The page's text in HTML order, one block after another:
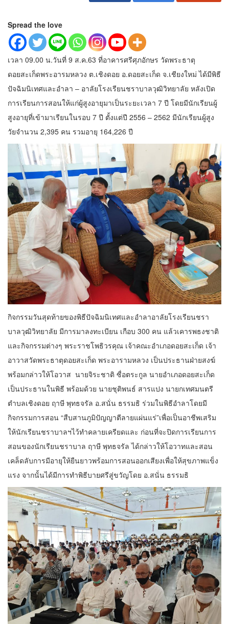
Spread the love
เวลา 09.00 น.วันที่ 9 ส.ค.63 ที่อาคารศรีศุภอักษร วัดพระธาตุ
ดอยสะเก็ดพระอารมหลวง ต.เชิงดอย อ.ดอยสะเก็ด จ.เชียงใหม่ ได้มีพิธี
ปัจฉิมนิเทศและอำลา – อาลัยโรงเรียนชราบาลวุฒิวิทยาลัย หลังเปิด
การเรียนการสอนให้แก่ผู้สูงอายุมาเป็นระยะเวลา 7 ปี โดยมีนักเรียนผู้
สูงอายุที่เข้ามาเรียนในรอบ 7 ปี ตั้งแต่ปี 2556 – 2562 มีนักเรียนผู้สูง
วัยจำนวน 2,395 คน รวมอายุ 164,226 ปี
กิจกรรมวันสุดท้ายของพิธีปัจฉิมนิเทศและอำลาอาลัยโรงเรียนชรา
บาลวุฒิวิทยาลัย มีการมาลงทะเบียน เกือบ 300 คน แล้วเคารพธงชาติ
และกิจกรรมต่างๆ พระราชโพธิวรคุณ เจ้าคณะอำเภอดอยสะเก็ด เจ้า
อาวาสวัดพระธาตุดอยสะเก็ด พระอารามหลวง เป็นประธานฝ่ายสงฆ์
พร้อมกล่าวให้โอวาส นายจิระชาติ ซื่อตระกูล นายอำเภอดอยสะเก็ด
เป็นประธานในพิธี พร้อมด้วย นายชุติพนธ์ สารแปง นายกเทศมนตรี
ตำบลเชิงดอย ฤาษี พุทธจรัล อ.สนั่น ธรรมธิ ร่วมในพิธีอำลาโดยมี
กิจกรรมการสอน “สืบสานภูมิปัญญาตีลายแผ่นแร่”เพื่อเป็นอาชีพเสริม
ให้นักเรียนชราบาลฯไว้ทำคลายเครียดและ ก่อนที่จะปิดการเรียนการ
สอนของนักเรียนชราบาล ฤาษี พุทธจรัล ได้กล่าวให้โอวาทและสอน
เคล็ดลับการมีอายุให้ยืนยาวพร้อมการสอนออกเสียงเพื่อให้สุขภาพแข็ง
แรง จากนั้นได้มีการทำพิธีบายศรีสู่ขวัญโดย อ.สนั่น ธรรมธิ